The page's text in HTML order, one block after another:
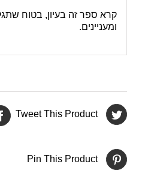
קרא ספר זה בעיון, בטוח
ומעניינים.
Tweet This Product
Pin This Product